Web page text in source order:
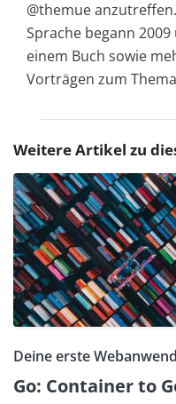
@themue
Sprache begann
einem Buch sowie
Vorträgen zum
Weitere Artikel zu
Deine erste
Go: Container to